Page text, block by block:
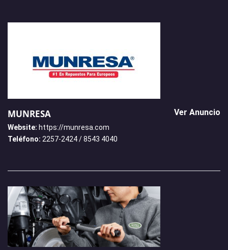
MUNRESA
Website: https://munresa.com
Teléfono: 2257-2424 / 8543 4040
Ver Anuncio